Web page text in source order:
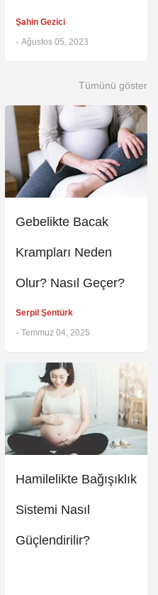
Şahin Gezici
- Ağustos 05, 2023
Tümünü göster
Gebelikte Bacak
Krampları Neden
Olur? Nasıl Geçer?
Serpil Şentürk
- Temmuz 04, 2025
Hamilelikte Bağışıklık
Sistemi Nasıl
Güçlendirilir?